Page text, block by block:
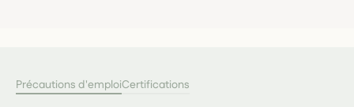
Précautions d'emploiCertifications